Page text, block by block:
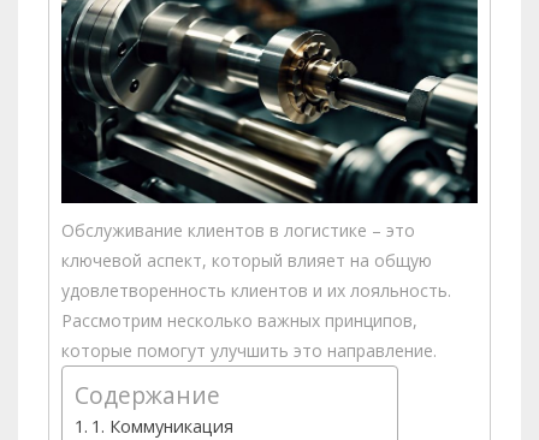
Обслуживание клиентов в логистике – это
ключевой аспект, который влияет на общую
удовлетворенность клиентов и их лояльность.
Рассмотрим несколько важных принципов,
которые помогут улучшить это направление.
Содержание
1. Коммуникация